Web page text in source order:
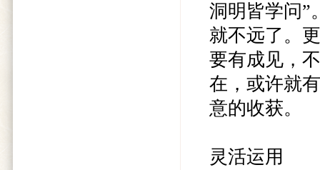
洞明皆学问”
就不远了。
要有成见，
在，或许就
意的收获。
灵活运用